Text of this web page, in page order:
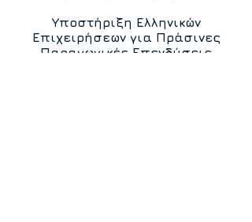
Υποστήριξη Ελληνικών
Επιχειρήσεων για Πράσινες
Παραγωγικές Επενδύσεις